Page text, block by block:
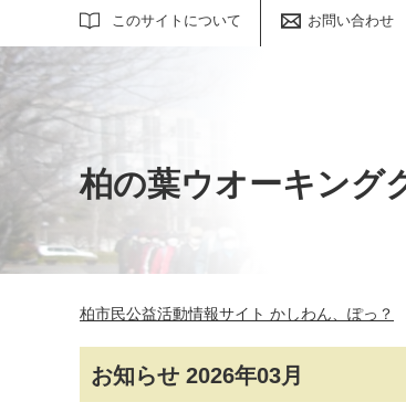
このサイトについて お問い合わせ
サイト内検索
柏の葉ウオーキング
柏市民公益活動情報サイト かしわん、ぽっ？
お知らせ 2026年03月